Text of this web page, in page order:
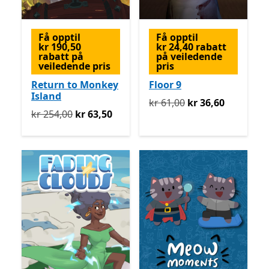
Få opptil
kr 190,50
rabatt på
veiledende pris
Return to Monkey
Island
Opprinnelig kr 254,00 nå kr 63,50
kr 254,00 kr 63,50
Få opptil
kr 24,40 rabatt
på veiledende
pris
Floor 9
Opprinnelig kr 61,00 nå kr
kr 61,00 kr 36,60